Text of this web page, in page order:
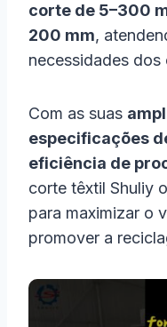
corte de 5–300
200 mm,
necessidades dos
Com as suas
especificações
eficiência de
corte têxtil Shuliy
para maximizar o
promover a